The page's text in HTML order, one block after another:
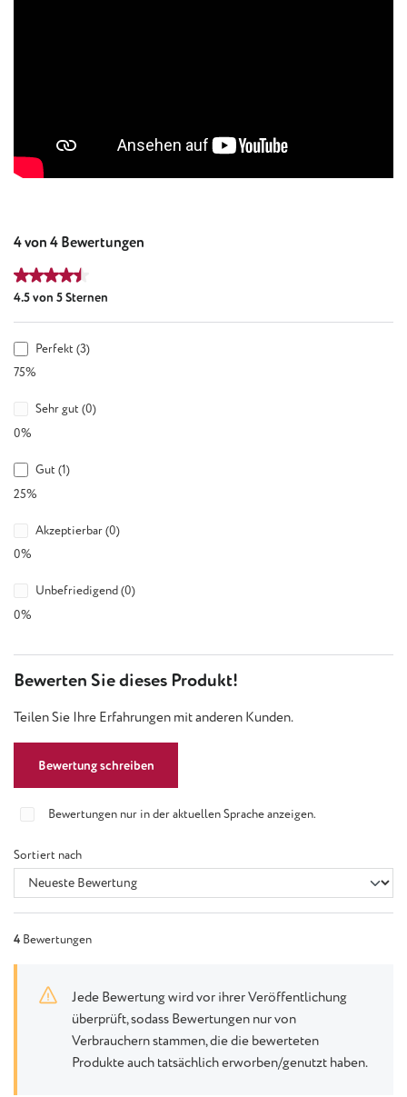
4 von 4 Bewertungen
Durchschnittliche Bewertung von 4.5 von 5 Sternen
4.5 von 5 Sternen
Perfekt (3)
75%
Sehr gut (0)
0%
Gut (1)
25%
Akzeptierbar (0)
0%
Unbefriedigend (0)
0%
Bewerten Sie dieses Produkt!
Teilen Sie Ihre Erfahrungen mit anderen Kunden.
Bewertung schreiben
Bewertungen nur in der aktuellen Sprache anzeigen.
Sortiert nach
4 Bewertungen
Jede Bewertung wird vor ihrer Veröffentlichung
überprüft, sodass Bewertungen nur von
Verbrauchern stammen, die die bewerteten
Produkte auch tatsächlich erworben/genutzt haben.